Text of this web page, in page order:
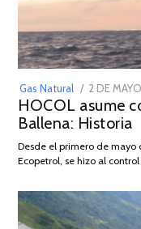
Gas Natural
POSTED
ON
2 DE
HOCOL asume
Ballena: Historia
Desde el primero de
Ecopetrol, se hizo al